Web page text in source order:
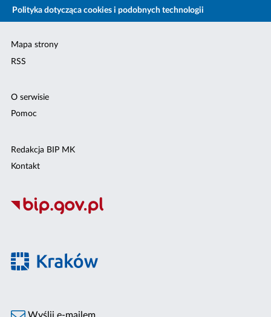
Polityka dotycząca cookies i podobnych technologii
Mapa strony
RSS
O serwisie
Pomoc
Redakcja BIP MK
Kontakt